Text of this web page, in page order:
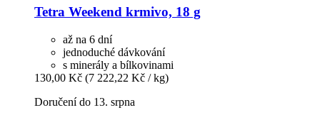
Tetra Weekend krmivo, 18 g
až na 6 dní
jednoduché dávkování
s minerály a bílkovinami
130,00 Kč (7 222,22 Kč / kg)
Doručení do 13. srpna